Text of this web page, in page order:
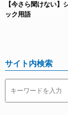
【今さら聞けない
ック用語
サイト内検索